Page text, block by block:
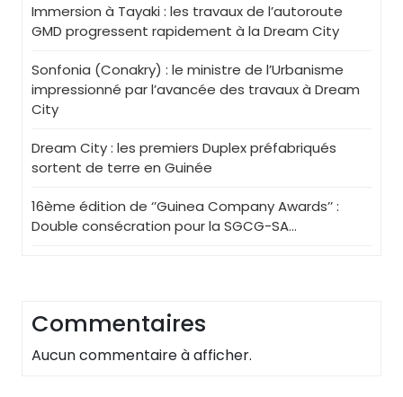
Immersion à Tayaki : les travaux de l’autoroute
GMD progressent rapidement à la Dream City
Sonfonia (Conakry) : le ministre de l’Urbanisme
impressionné par l’avancée des travaux à Dream
City
Dream City : les premiers Duplex préfabriqués
sortent de terre en Guinée
16ème édition de ‘’Guinea Company Awards’’ :
Double consécration pour la SGCG-SA…
Commentaires
Aucun commentaire à afficher.